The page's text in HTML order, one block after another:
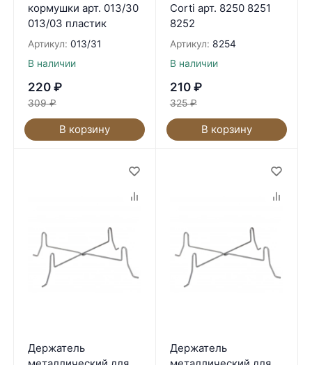
кормушки арт. 013/30
013/03 пластик
Артикул: 013/31
В наличии
220 ₽
309 ₽
В корзину
Corti арт. 8250 8251
8252
Артикул: 8254
В наличии
210 ₽
325 ₽
В корзину
Держатель
Держатель